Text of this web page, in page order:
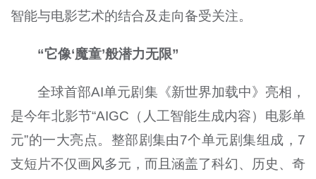
智能与电影艺术的结合及走向备受关注。
“它像‘魔童’般潜力无限”
全球首部AI单元剧集《新世界加载中》亮相，
是今年北影节“AIGC（人工智能生成内容）电影单
元”的一大亮点。整部剧集由7个单元剧集组成，7
支短片不仅画风多元，而且涵盖了科幻、历史、奇